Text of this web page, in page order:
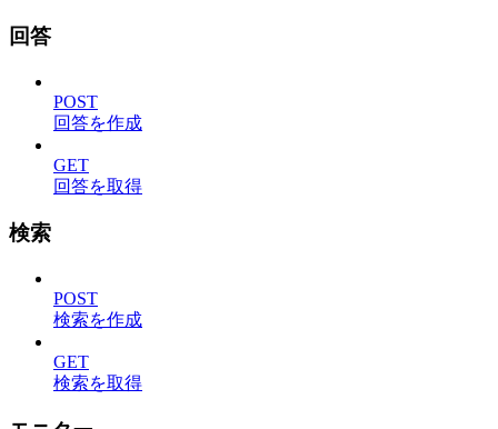
回答
POST
回答を作成
GET
回答を取得
検索
POST
検索を作成
GET
検索を取得